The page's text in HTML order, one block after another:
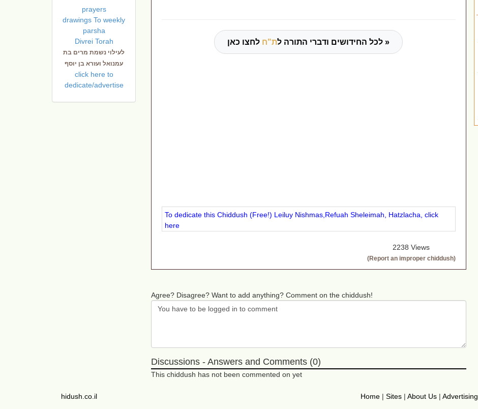
prayers
drawings To weekly
parsha
Divrei Torah
לעילוי נשמת מרים בת
עמנואל ועזרא בן יוסף
click here to
dedicate/advertise
לכל החידושים ודברי התורה לת"ח לחצו כאן »
To dedicate this Chiddush (Free!) Leiluy Nishmas,Refuah Sheleimah, Hatzlacha, click
here
2238 Views
(Report an improper chiddush)
Agree? Disagree? Want to add anything? Comment on the chiddush!
Discussions - Answers and Comments (0)
This chiddush has not been commented on yet
Home | Sites | About Us | Advertising
hidush.co.il